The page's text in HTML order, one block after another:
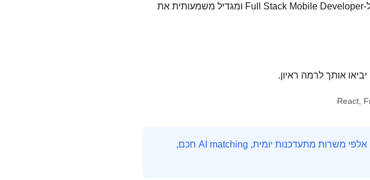
React Native מאפשר פיתוח Mobile Apps עם React — זה הופך אותך ל-Full Stack Mobile Developer ומגדיל משמעותית את
HireMe היא פלטפורמת חיפוש העבודה המובילה בהייטק הישראלי. עם אלפי משרות מתעדכנות יומית, AI matching חכם,